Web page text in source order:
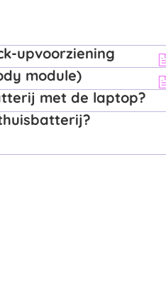
upvoorziening
module)
met de laptop?